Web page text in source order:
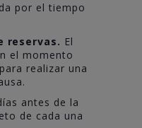
por el tiempo
reservas. El
el momento
realizar una
antes de la
de cada una